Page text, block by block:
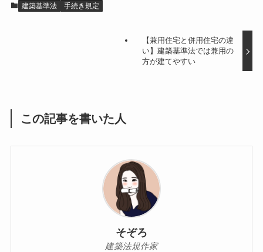
建築基準法 手続き規定
【兼用住宅と併用住宅の違
い】建築基準法では兼用の
方が建てやすい
この記事を書いた人
そぞろ
建築法規作家